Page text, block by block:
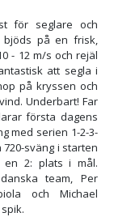
för seglare och
på en frisk,
- 12 m/s och rejäl
att segla i
på kryssen och
Underbart! Far
första dagens
med serien 1-2-3-
sväng i starten
2: plats i mål.
team, Per
och Michael